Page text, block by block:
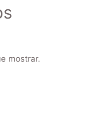
mostrar.